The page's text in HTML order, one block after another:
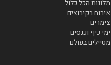
מלונות הכל כלול
אירוח בקיבוצים
צימרים
ימי כיף וכנסים
מטיילים בעולם